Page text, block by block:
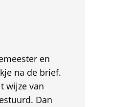
en
na de brief.
wijze van
Dan